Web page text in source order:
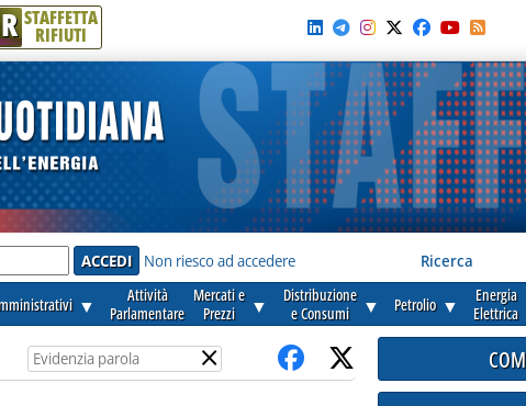
R STAFFETTA
RIFIUTI
Non riesco ad accedere Ricerca
▼
Attività
Parlamentare
Mercati e
Prezzi
▼
Distribuzione
e Consumi
▼ Petrolio ▼
Energia
Elettrica
×